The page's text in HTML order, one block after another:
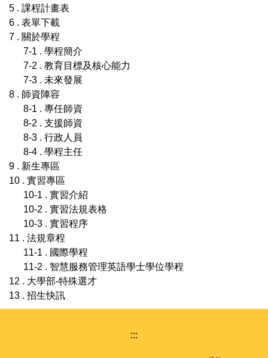
5 . 課程計畫表
6 . 表單下載
7 . 關於學程
7-1 . 學程簡介
7-2 . 教育目標及核心能力
7-3 . 未來發展
8 . 師資陣容
8-1 . 專任師資
8-2 . 支援師資
8-3 . 行政人員
8-4 . 學程主任
9 . 新生專區
10 . 實習專區
10-1 . 實習介紹
10-2 . 實習法規表格
10-3 . 實習程序
11 . 法規章程
11-1 . 國際學程
11-2 . 智慧服務管理英語學士學位學程
12 . 大學部-特殊選才
13 . 招生快訊
:::